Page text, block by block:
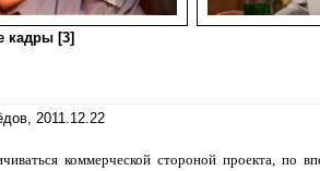
кадры [3]
2011.12.22
коммерческой стороной проекта, по